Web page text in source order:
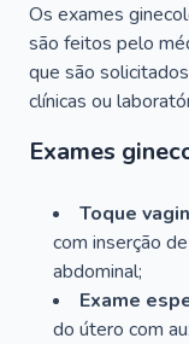
Os exames
são feitos pelo
que são
clínicas ou
Exames
Toque
com inserção
abdominal;
Exame
do útero com